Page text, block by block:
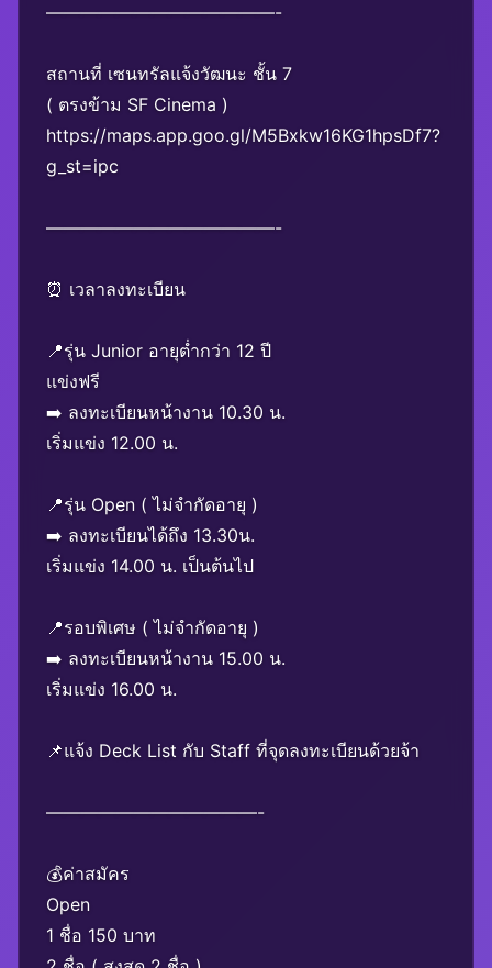
—————————————-
สถานที่ เซนทรัลแจ้งวัฒนะ ชั้น 7
( ตรงข้าม SF Cinema )
https://maps.app.goo.gl/M5Bxkw16KG1hpsDf7?
g_st=ipc
—————————————-
⏰ เวลาลงทะเบียน
📍รุ่น Junior อายุต่ำกว่า 12 ปี
แข่งฟรี
➡️ ลงทะเบียนหน้างาน 10.30 น.
เริ่มแข่ง 12.00 น.
📍รุ่น Open ( ไม่จำกัดอายุ )
➡️ ลงทะเบียนได้ถึง 13.30น.
เริ่มแข่ง 14.00 น. เป็นต้นไป
📍รอบพิเศษ ( ไม่จำกัดอายุ )
➡️ ลงทะเบียนหน้างาน 15.00 น.
เริ่มแข่ง 16.00 น.
📌แจ้ง Deck List กับ Staff ที่จุดลงทะเบียนด้วยจ้า
————————————-
💰ค่าสมัคร
Open
1 ชื่อ 150 บาท